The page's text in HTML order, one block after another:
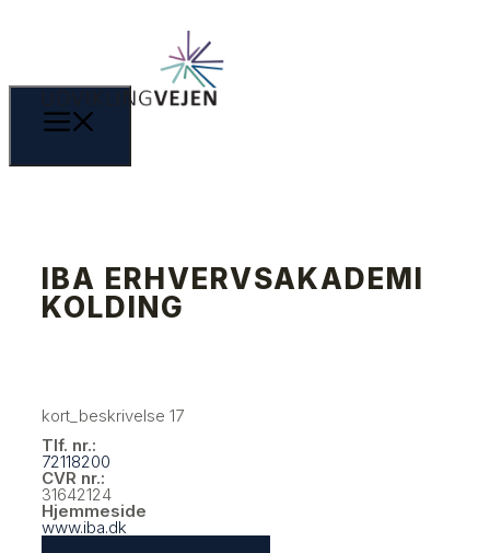
IBA ERHVERVSAKADEMI
KOLDING
kort_beskrivelse 17
Tlf. nr.:
72118200
CVR nr.:
31642124
Hjemmeside
www.iba.dk